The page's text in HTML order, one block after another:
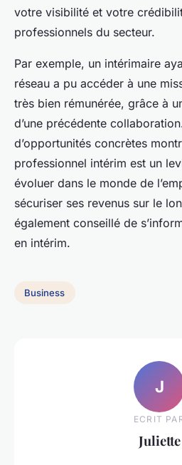
votre visibilité et votre
professionnels du secteur.
Par exemple, un intérimaire
réseau a pu accéder à une
très bien rémunérée, grâce à
d’une précédente
d’opportunités concrètes
professionnel intérim est un
évoluer dans le monde de
sécuriser ses revenus sur le
également conseillé de
en intérim.
Business
J
ECRIT
Juliette